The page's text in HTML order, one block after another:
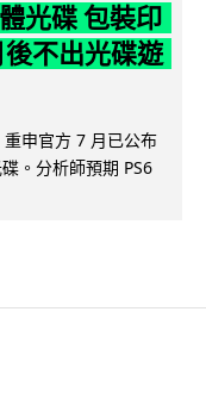
光碟 包裝印
不出光碟遊
申官方 7 月已公布
。分析師預期 PS6